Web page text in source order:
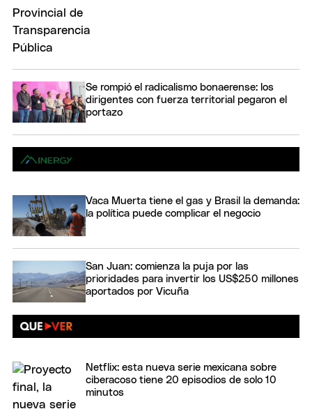
Se rompió el radicalismo bonaerense: los
dirigentes con fuerza territorial pegaron el
portazo
Vaca Muerta tiene el gas y Brasil la demanda:
la política puede complicar el negocio
San Juan: comienza la puja por las
prioridades para invertir los US$250 millones
aportados por Vicuña
Netflix: esta nueva serie mexicana sobre
ciberacoso tiene 20 episodios de solo 10
minutos